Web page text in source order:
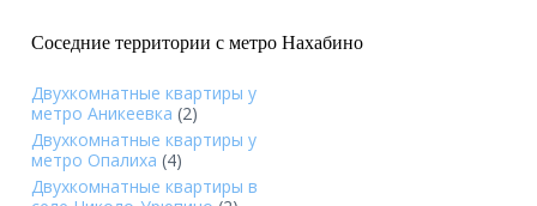
Соседние территории с метро Нахабино
Двухкомнатные квартиры у
метро Аникеевка (2)
Двухкомнатные квартиры у
метро Опалиха (4)
Двухкомнатные квартиры в